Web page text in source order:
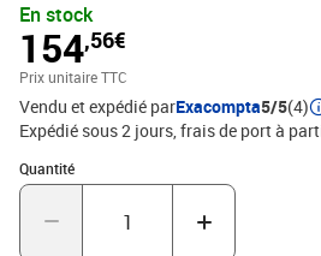
teinté, spécialement étudié pour reposer
écriture facile et nette Il est certifié
responsable des forêts. La couverture
nos papeteries Clairefontaine, elle est
écologique. Les piqûres et registres
100% en France.
En stock
154,56€
Prix unitaire TTC
Vendu et expédié parExacompta5/5(4)
Expédié sous 2 jours, frais de port à
Quantité
Quantité : 1